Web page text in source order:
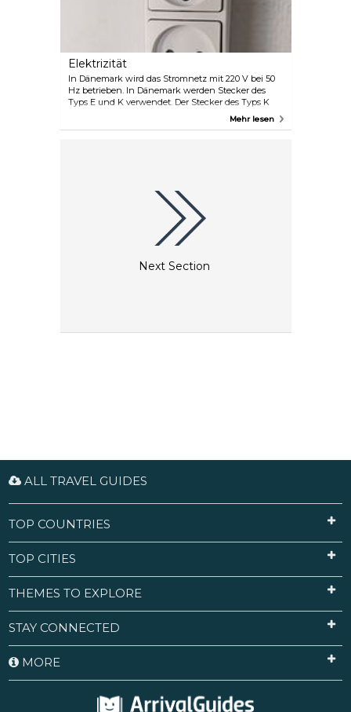
Elektrizität
In Dänemark wird das Stromnetz mit 220 V bei 50
Hz betrieben. In Dänemark werden Stecker des
Typs E und K verwendet. Der Stecker des Typs K
sieht aus wie der Typ E, hat aber einen Erdungsstift
Mehr lesen
Next Section
ALL TRAVEL GUIDES
TOP COUNTRIES
TOP CITIES
THEMES TO EXPLORE
STAY CONNECTED
MORE